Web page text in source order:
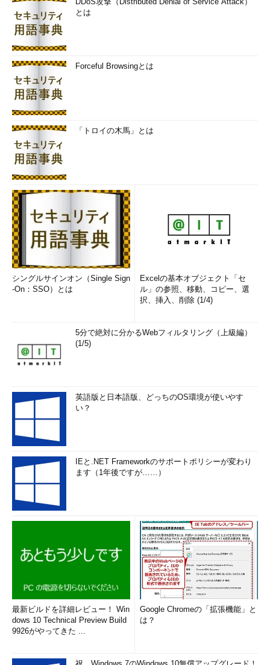
とは
Forceful Browsingとは
「トロイの木馬」とは
シングルサインオン（Single Sign
-On：SSO）とは
Excelの基本オブジェクト「セ
ル」の参照、移動、コピー、選
択、挿入、削除 (1/4)
5分で絶対に分かるWebフィルタリング（上級編）
(1/5)
英語版と日本語版、どっちのOS環境が使いやす
い？
IEと.NET Frameworkのサポートポリシーが変わり
ます（1年後ですが……）
最新ビルドを詳細レビュー！ Win
dows 10 Technical Preview Build
9926がやってきた ...
Google Chromeの「拡張機能」と
は？